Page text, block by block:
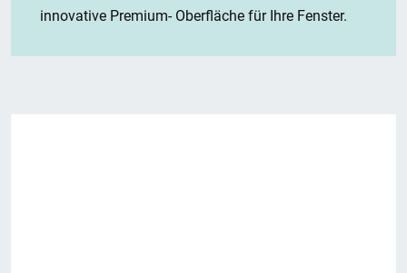
innovative Premium- Oberfläche für Ihre Fenster.